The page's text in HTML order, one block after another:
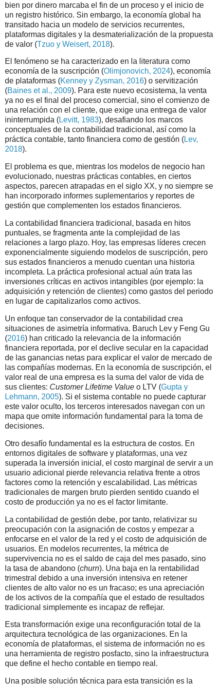
bien por dinero marcaba el fin de un proceso y el inicio de
un registro histórico. Sin embargo, la economía global ha
transitado hacia un modelo de servicios recurrentes,
plataformas digitales y la desmaterialización de la propuesta
de valor (Tzuo y Weisert, 2018).
El fenómeno se ha caracterizado en la literatura como
economía de la suscripción (Olimjonovich, 2024), economía
de plataformas (Kenney y Zysman, 2016) o servitización
(Baines et al., 2009). Para este nuevo ecosistema, la venta
ya no es el final del proceso comercial, sino el comienzo de
una relación con el cliente, que exige una entrega de valor
ininterrumpida (Levitt, 1983), desafiando los marcos
conceptuales de la contabilidad tradicional, así como la
práctica contable, tanto financiera como de gestión (Lev,
2018).
El problema es que, mientras los modelos de negocio han
evolucionado, nuestras prácticas contables, en ciertos
aspectos, parecen atrapadas en el siglo XX, y no siempre se
han incorporado informes suplementarios y reportes de
gestión que complementen los estados financieros.
La contabilidad financiera tradicional, basada en hitos
puntuales, se fragmenta ante la complejidad de las
relaciones a largo plazo. Hoy, las empresas líderes crecen
exponencialmente siguiendo modelos de suscripción, pero
sus estados financieros a menudo cuentan una historia
incompleta. La práctica profesional actual aún trata las
inversiones críticas en activos intangibles (por ejemplo: la
adquisición y retención de clientes) como gastos del periodo
en lugar de capitalizarlos como activos.
Un enfoque tan conservador de la contabilidad crea
situaciones de asimetría informativa. Baruch Lev y Feng Gu
(2016) han criticado la relevancia de la información
financiera reportada, por el declive secular en la capacidad
de las ganancias netas para explicar el valor de mercado de
las compañías modernas. En la economía de suscripción, el
valor real de una empresa es la suma del valor de vida de
sus clientes: Customer Lifetime Value o LTV (Gupta y
Lehmann, 2005). Si el sistema contable no puede capturar
este valor oculto, los terceros interesados navegan con un
mapa que omite información fundamental para la toma de
decisiones.
Otro desafío fundamental es la estructura de costos. En
entornos digitales de software y plataformas, una vez
superada la inversión inicial, el costo marginal de servir a un
usuario adicional pierde relevancia relativa frente a otros
factores como la retención y escalabilidad. Las métricas
tradicionales de margen bruto pierden sentido cuando el
costo de producción ya no es el factor limitante.
La contabilidad de gestión debe, por tanto, relativizar su
preocupación con la asignación de costos y empezar a
enfocarse en el valor de la red y el costo de adquisición de
usuarios. En modelos recurrentes, la métrica de
supervivencia no es el saldo de caja del mes pasado, sino
la tasa de abandono (churn). Una baja en la rentabilidad
trimestral debido a una inversión intensiva en retener
clientes de alto valor no es un fracaso; es una apreciación
de los activos de la compañía que el estado de resultados
tradicional simplemente es incapaz de reflejar.
Esta transformación exige una reconfiguración total de la
arquitectura tecnológica de las organizaciones. En la
economía de plataformas, el sistema de información no es
una herramienta de registro posfacto, sino la infraestructura
que define el hecho contable en tiempo real.
Una posible solución técnica para esta transición es la